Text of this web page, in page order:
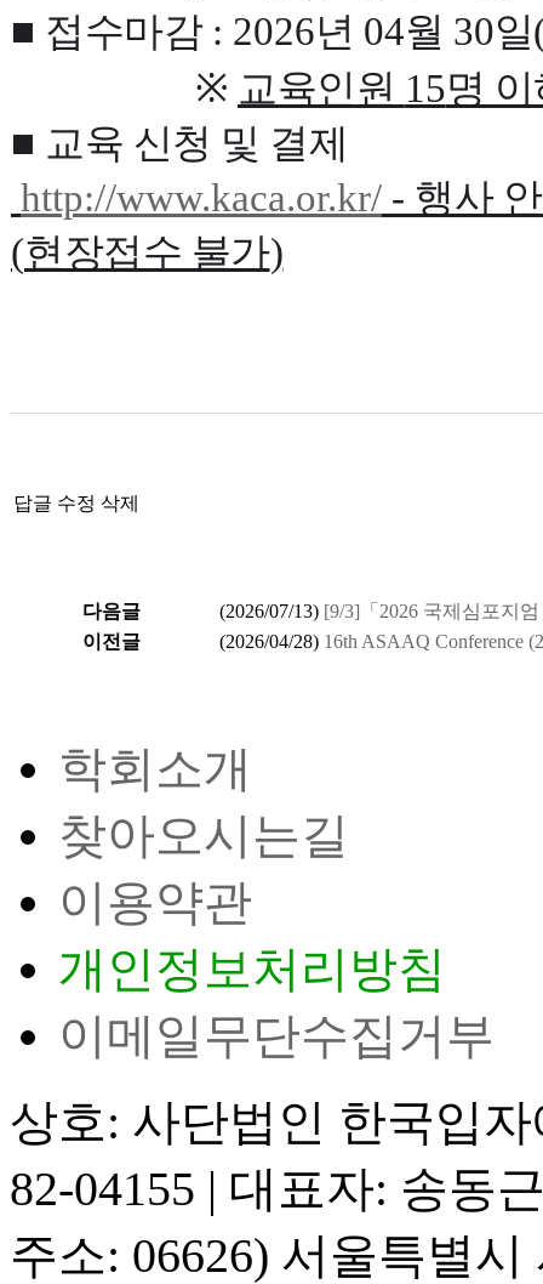
■ 접수마감 : 2026년 04월 30일
※ 교육인원 15명
■ 교육 신청 및 결제
http://www.kaca.or.kr/ - 행사
(현장접수 불가)
답글 수정 삭제
다음글 (2026/07/13) [9/3]「2026 국제심포지
이전글
(2026/04/28) 16th ASAAQ Conference
학회소개
찾아오시는길
이용약관
개인정보처리방침
이메일무단수집거부
상호: 사단법인 한국입
82-04155 | 대표자: 송동
주소: 06626) 서울특별